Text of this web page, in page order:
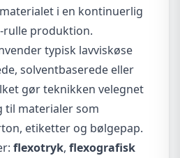
i en kontinuerlig
rulle produktion.
typisk lavviskøse
solventbaserede eller
gør teknikken velegnet
til materialer som
etiketter og bølgepap.
flexotryk, flexografisk